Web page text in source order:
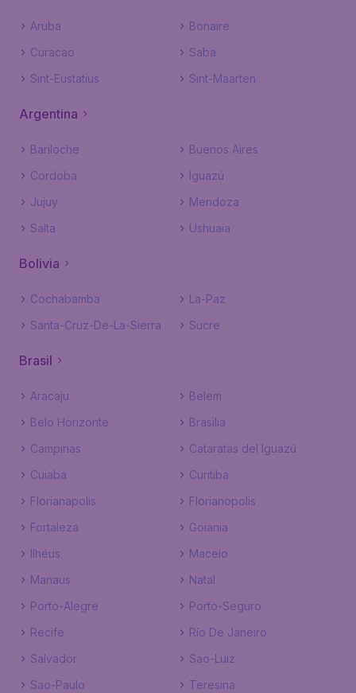
Aruba
Bonaire
Curacao
Saba
Sint-Eustatius
Sint-Maarten
Argentina
Bariloche
Buenos Aires
Cordoba
Iguazú
Jujuy
Mendoza
Salta
Ushuaia
Bolivia
Cochabamba
La-Paz
Santa-Cruz-De-La-Sierra
Sucre
Brasil
Aracaju
Belem
Belo Horizonte
Brasilia
Campinas
Cataratas del Iguazú
Cuiaba
Curitiba
Florianapolis
Florianopolis
Fortaleza
Goiania
Ilhéus
Maceio
Manaus
Natal
Porto-Alegre
Porto-Seguro
Recife
Río De Janeiro
Salvador
Sao-Luiz
Sao-Paulo
Teresina